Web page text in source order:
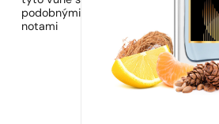
podobnými
notami